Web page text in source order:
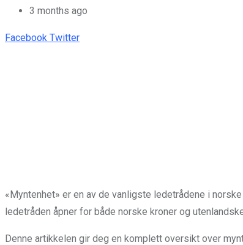
3 months ago
Facebook TwitterPinterest
Whatsapp
Cloud
StumbleUpon
Print
Share
«Myntenhet» er en av de vanligste ledetrådene i
ledetråden åpner for både norske kroner og
Denne artikkelen gir deg en komplett oversikt over